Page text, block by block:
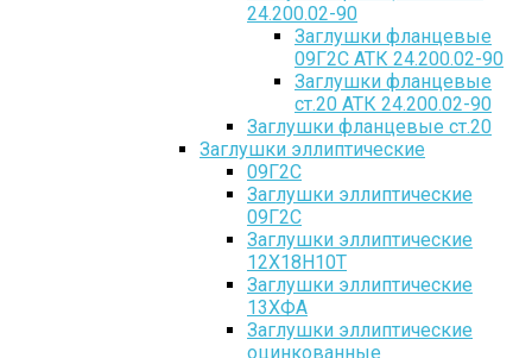
24.200.02-90
Заглушки фланцевые
09Г2С АТК 24.200.02-90
Заглушки фланцевые
ст.20 АТК 24.200.02-90
Заглушки фланцевые ст.20
Заглушки эллиптические
09Г2С
Заглушки эллиптические
09Г2С
Заглушки эллиптические
12Х18Н10Т
Заглушки эллиптические
13ХФА
Заглушки эллиптические
оцинкованные